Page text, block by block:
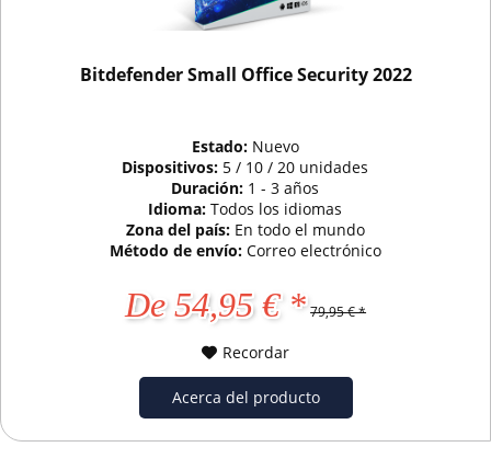
Bitdefender Small Office Security 2022
Estado: Nuevo
Dispositivos: 5 / 10 / 20 unidades
Duración: 1 - 3 años
Idioma:Todos los idiomas
Zona del país: En todo el mundo
Método de envío: Correo electrónico
De 54,95 € * 79,95 € *
Recordar
Acerca del producto